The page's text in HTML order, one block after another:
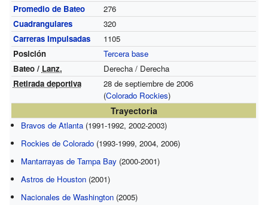
Promedio de Bateo
276
Cuadrangulares
320
Carreras Impulsadas
1105
Posición
Tercera base
Bateo / Lanz.
Derecha / Derecha
Retirada deportiva
28 de septiembre de 2006
(Colorado Rockies)
Trayectoria
Bravos de Atlanta (1991-1992, 2002-2003)
Rockies de Colorado (1993-1999, 2004, 2006)
Mantarrayas de Tampa Bay (2000-2001)
Astros de Houston (2001)
Nacionales de Washington (2005)